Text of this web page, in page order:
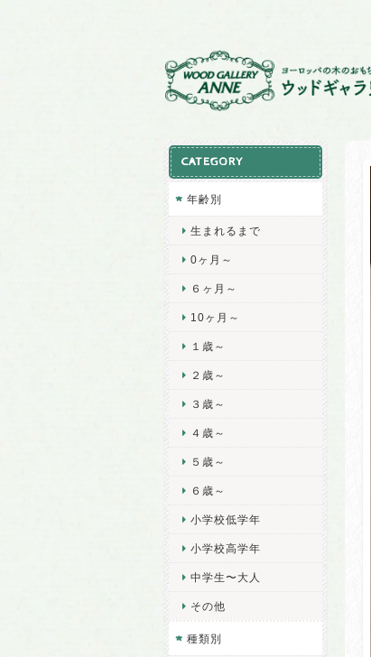
CATEGORY
年齢別
生まれるまで
0ヶ月～
６ヶ月～
10ヶ月～
１歳～
２歳～
３歳～
４歳～
５歳～
６歳～
小学校低学年
小学校高学年
中学生〜大人
その他
種類別